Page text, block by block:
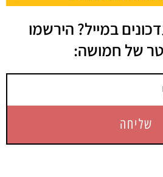
במייל? הירשמו
של חמושה:
שליחה